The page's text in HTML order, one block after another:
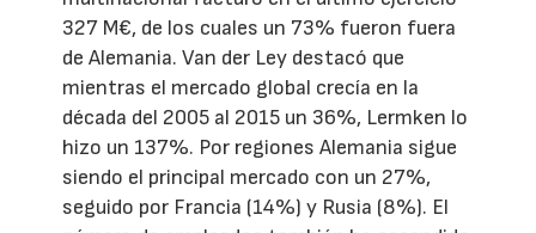
327 M€, de los cuales un 73% fueron fuera
de Alemania. Van der Ley destacó que
mientras el mercado global crecía en la
década del 2005 al 2015 un 36%, Lermken lo
hizo un 137%. Por regiones Alemania sigue
siendo el principal mercado con un 27%,
seguido por Francia (14%) y Rusia (8%). El